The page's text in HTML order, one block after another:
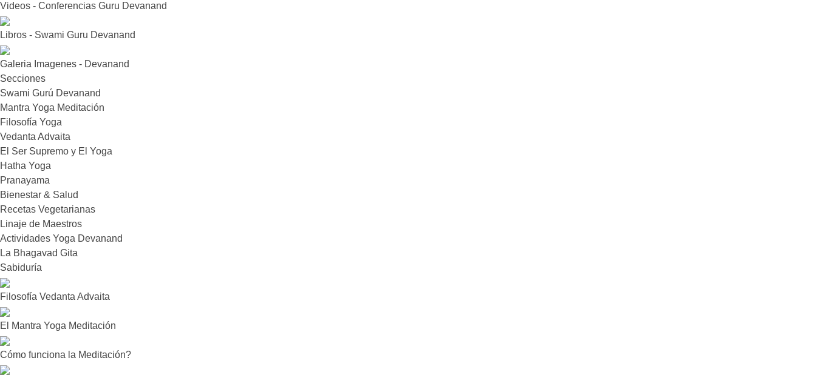
Videos - Conferencias Guru Devanand
Libros - Swami Guru Devanand
Galeria Imagenes - Devanand
Secciones
Swami Gurú Devanand
Mantra Yoga Meditación
Filosofía Yoga
Vedanta Advaita
El Ser Supremo y El Yoga
Hatha Yoga
Pranayama
Bienestar & Salud
Recetas Vegetarianas
Linaje de Maestros
Actividades Yoga Devanand
La Bhagavad Gita
Sabiduría
Filosofía Vedanta Advaita
El Mantra Yoga Meditación
Cómo funciona la Meditación?